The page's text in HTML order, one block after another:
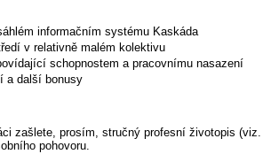
informačním systému Kaskáda
v relativně malém kolektivu
schopnostem a pracovnímu nasazení
a další bonusy
zašlete, prosím, stručný profesní životopis (viz.
pohovoru.